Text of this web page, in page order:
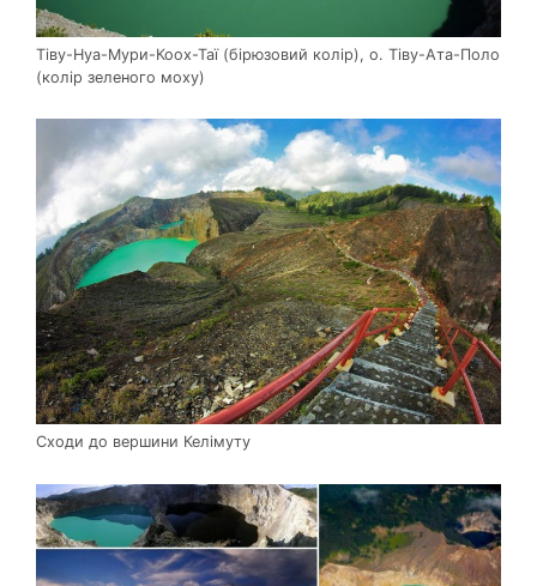
Тіву-Нуа-Мури-Коох-Таї (бірюзовий колір), о. Тіву-Ата-Поло
(колір зеленого моху)
Сходи до вершини Келімуту